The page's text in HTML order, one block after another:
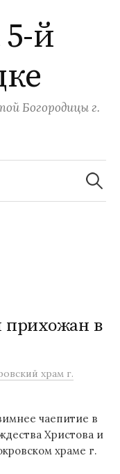
й
Богородицы г.
Найти:
прихожан в
храм г.
чаепитие в
Христова и
храме г.